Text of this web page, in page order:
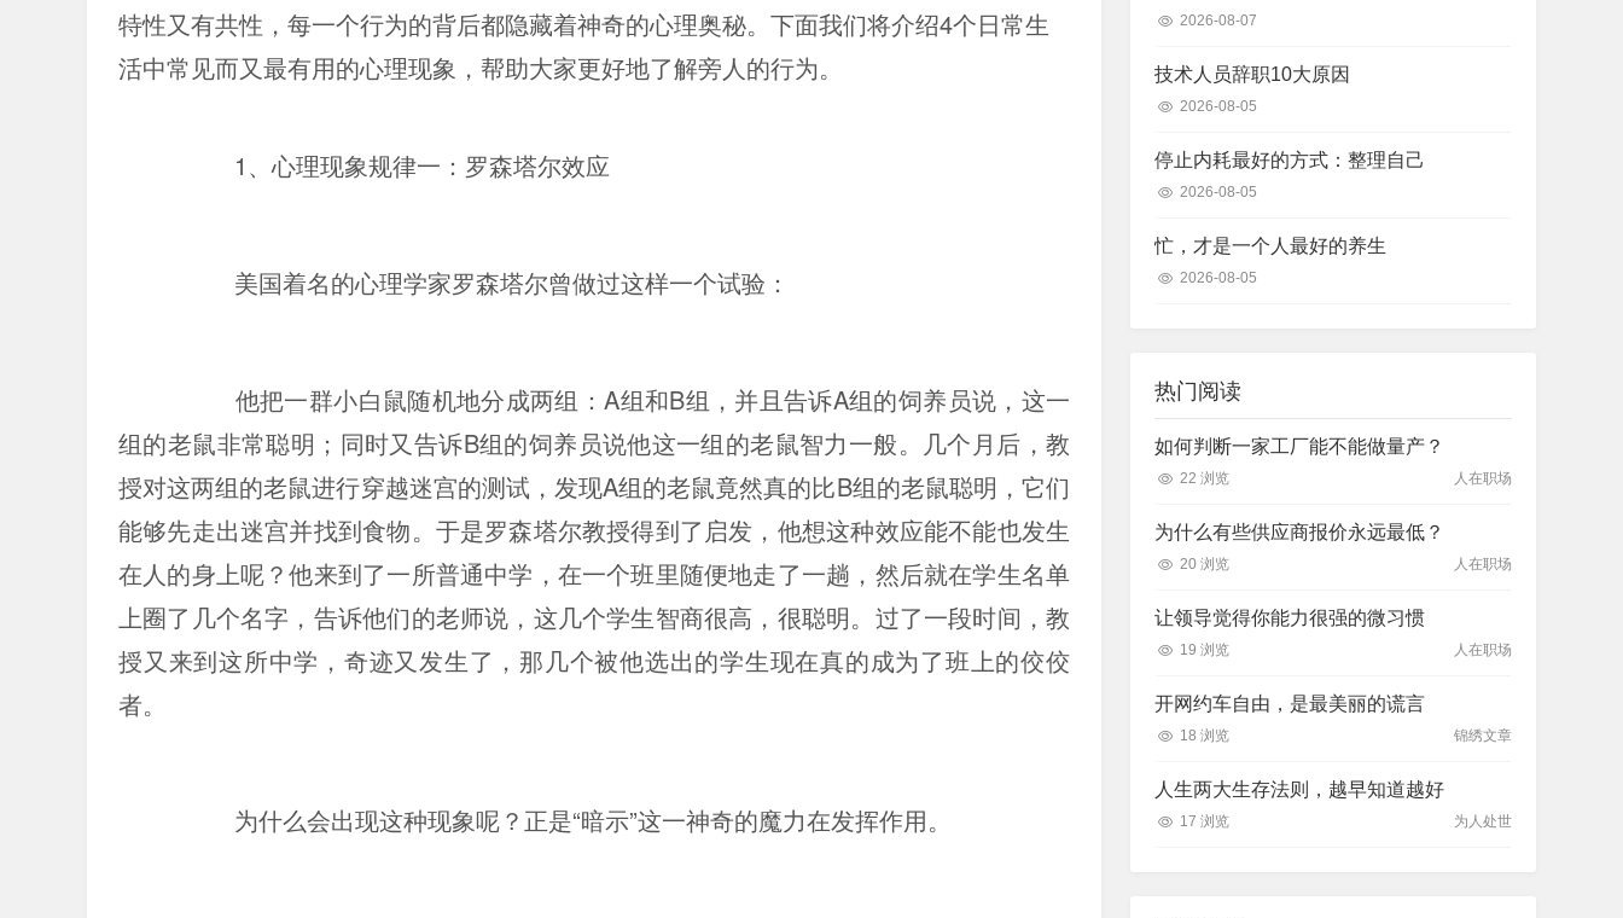
特性又有共性，每一个行为的背后都隐藏着神奇的心理奥秘。下面我们将介绍4个日常生
活中常见而又最有用的心理现象，帮助大家更好地了解旁人的行为。
1、心理现象规律一：罗森塔尔效应
美国着名的心理学家罗森塔尔曾做过这样一个试验：
他把一群小白鼠随机地分成两组：A组和B组，并且告诉A组的饲养员说，这一
组的老鼠非常聪明；同时又告诉B组的饲养员说他这一组的老鼠智力一般。几个月后，教
授对这两组的老鼠进行穿越迷宫的测试，发现A组的老鼠竟然真的比B组的老鼠聪明，它们
能够先走出迷宫并找到食物。于是罗森塔尔教授得到了启发，他想这种效应能不能也发生
在人的身上呢？他来到了一所普通中学，在一个班里随便地走了一趟，然后就在学生名单
上圈了几个名字，告诉他们的老师说，这几个学生智商很高，很聪明。过了一段时间，教
授又来到这所中学，奇迹又发生了，那几个被他选出的学生现在真的成为了班上的佼佼
者。
为什么会出现这种现象呢？正是“暗示”这一神奇的魔力在发挥作用。
2026-08-07
技术人员辞职10大原因
2026-08-05
停止内耗最好的方式：整理自己
2026-08-05
忙，才是一个人最好的养生
2026-08-05
热门阅读
如何判断一家工厂能不能做量产？
22 浏览 人在职场
为什么有些供应商报价永远最低？
20 浏览 人在职场
让领导觉得你能力很强的微习惯
19 浏览 人在职场
开网约车自由，是最美丽的谎言
18 浏览 锦绣文章
人生两大生存法则，越早知道越好
17 浏览 为人处世